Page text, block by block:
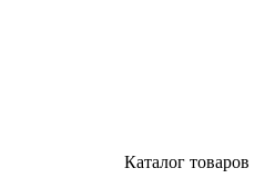
Каталог товаров